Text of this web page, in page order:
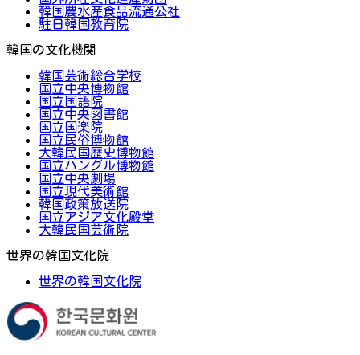
韓国農水産食品流通公社
駐日韓国教育院
韓国の文化機関
韓国芸術総合学校
国立中央博物館
国立国語院
国立中央図書館
国立国楽院
国立民俗博物館
大韓民国歴史博物館
国立ハングル博物館
国立中央劇場
国立現代美術館
韓国政策放送院
国立アジア文化殿堂
大韓民国芸術院
世界の韓国文化院
世界の韓国文化院